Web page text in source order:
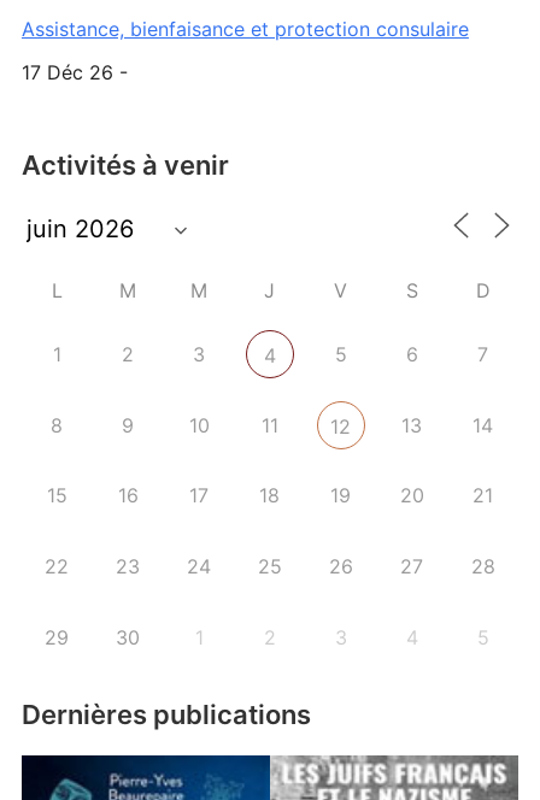
Assistance, bienfaisance et protection consulaire
17 Déc 26 -
Activités à venir
L M M J V S D
1 2 3 4 5 6 7
8 9 10 11 12 13 14
15 16 17 18 19 20 21
22 23 24 25 26 27 28
29 30 1 2 3 4 5
Dernières publications